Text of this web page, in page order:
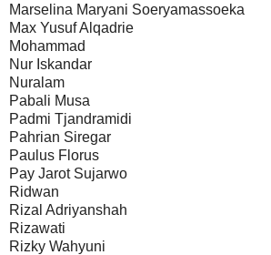
Marselina Maryani Soeryamassoeka
Max Yusuf Alqadrie
Mohammad
Nur Iskandar
Nuralam
Pabali Musa
Padmi Tjandramidi
Pahrian Siregar
Paulus Florus
Pay Jarot Sujarwo
Ridwan
Rizal Adriyanshah
Rizawati
Rizky Wahyuni